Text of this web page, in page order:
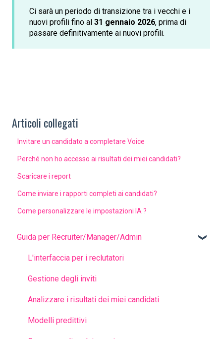
Ci sarà un periodo di transizione tra i vecchi e i
nuovi profili fino al 31 gennaio 2026, prima di
passare definitivamente ai nuovi profili.
Articoli collegati
Invitare un candidato a completare Voice
Perché non ho accesso ai risultati dei miei candidati?
Scaricare i report
Come inviare i rapporti completi ai candidati?
Come personalizzare le impostazioni IA ?
Guida per Recruiter/Manager/Admin
L'interfaccia per i reclutatori
Gestione degli inviti
Analizzare i risultati dei miei candidati
Modelli predittivi